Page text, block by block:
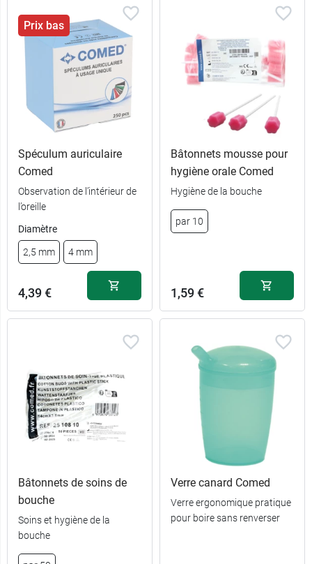
Prix bas
Spéculum auriculaire
Comed
Observation de l’intérieur de
l’oreille
Diamètre
2,5 mm 4 mm
4,39 €
Bâtonnets mousse pour
hygiène orale Comed
Hygiène de la bouche
par 10
1,59 €
Bâtonnets de soins de
bouche
Soins et hygiène de la
bouche
Verre canard Comed
Verre ergonomique pratique
pour boire sans renverser